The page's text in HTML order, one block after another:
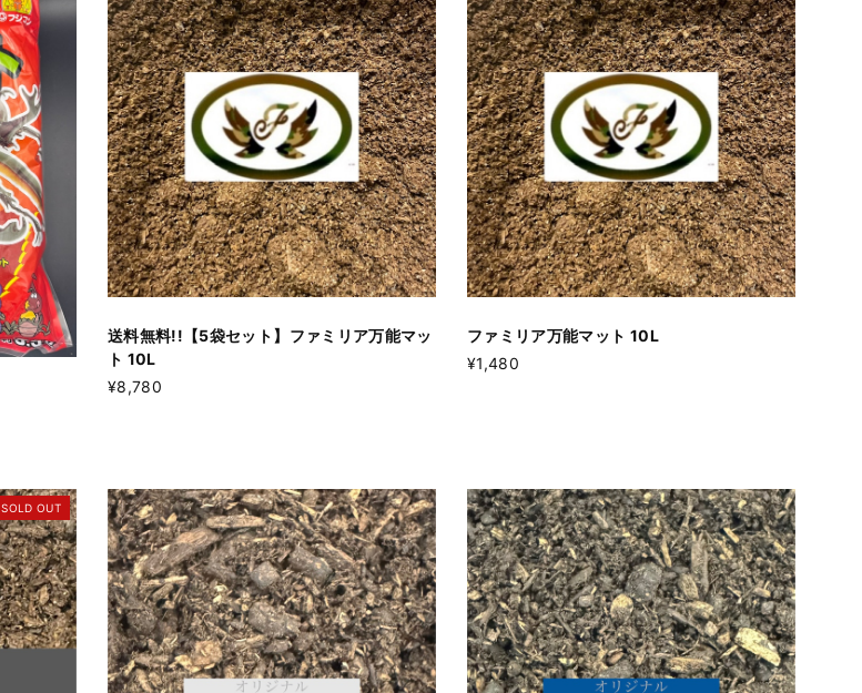
送料無料!!【5袋セット】ファミリア万能マッ
ト 10L
¥8,780
ファミリア万能マット 10L
¥1,480
SOLD OUT